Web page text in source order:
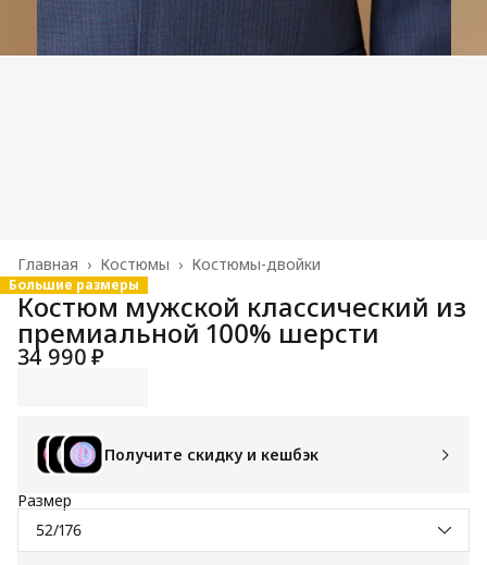
Костюмы-двойки
Костюмы ›
Главная ›
Большие размеры
Костюм мужской классический из
премиальной 100% шерсти
34 990 ₽
Получите скидку и кешбэк
Размер
52/176